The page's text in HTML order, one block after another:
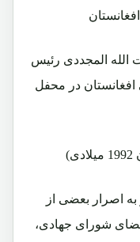
الله المجددی رئیس
در محفل
اصرار بعضی از
شورای جهادی،